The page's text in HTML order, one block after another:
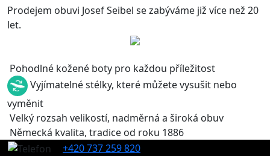
Prodejem obuvi Josef Seibel se zabýváme již více než 20
let.
Pohodlné kožené boty pro každou příležitost
Vyjímatelné stélky, které můžete vysušit nebo
vyměnit
Velký rozsah velikostí, nadměrná a široká obuv
Německá kvalita, tradice od roku 1886
+420 737 259 820